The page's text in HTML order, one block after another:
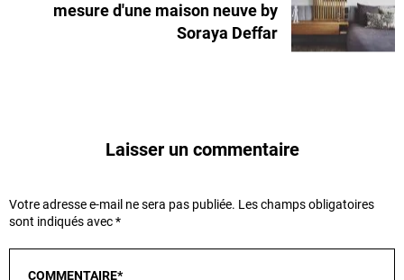
mesure d'une maison neuve by
Soraya Deffar
Laisser un commentaire
Votre adresse e-mail ne sera pas publiée. Les champs obligatoires
sont indiqués avec*